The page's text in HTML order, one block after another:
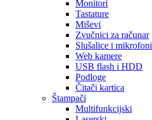
Monitori
Tastature
Miševi
Zvučnici za računar
Slušalice i mikrofoni
Web kamere
USB flash i HDD
Podloge
Čitači kartica
Štampači
Multifunkcijski